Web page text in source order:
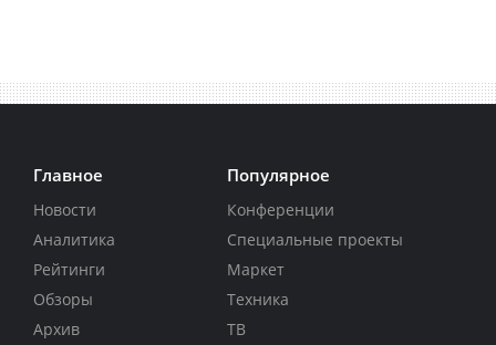
Главное
Новости
Аналитика
Рейтинги
Обзоры
Архив
Популярное
Конференции
Специальные проекты
Маркет
Техника
ТВ